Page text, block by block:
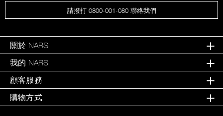
請撥打 0800-001-080 聯絡我們
關於 NARS
我的 NARS
顧客服務
購物方式